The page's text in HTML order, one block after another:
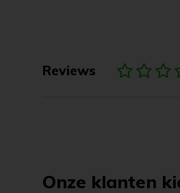
Reviews
Onze klanten